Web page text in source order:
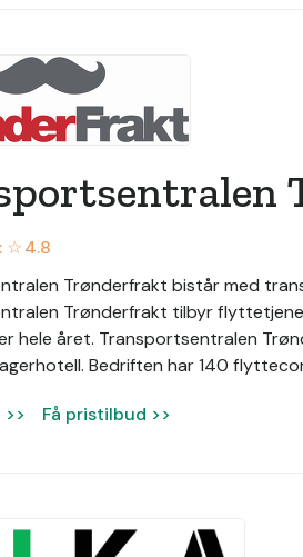
☆4.8
Trønderfrakt bistår med
Trønderfrakt tilbyr
hele året. Transportsentralen
Bedriften har 140
Få pristilbud >>